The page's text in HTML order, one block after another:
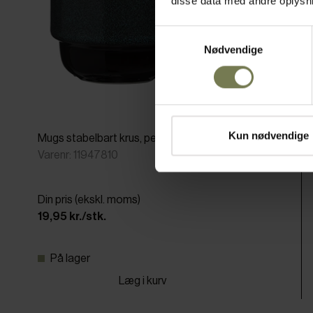
Nødvendige
Kun nødvendige
Pakker af 6 stk.
Mugs stabelbart krus, petrol, 26 cl
Varenr: 11947810
Din pris (ekskl. moms)
19,95 kr./stk.
På lager
Læg i kurv